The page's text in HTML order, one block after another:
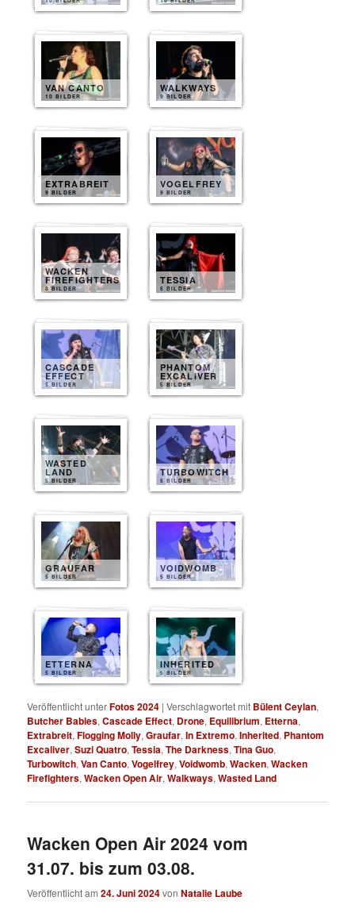
VAN CANTO
10 BILDER
WALKWAYS
9 BILDER
EXTRABREIT
9 BILDER
VOGELFREY
9 BILDER
WACKEN
FIREFIGHTERS
8 BILDER
TESSIA
5 BILDER
CASCADE
EFFECT
5 BILDER
PHANTOM
EXCALIVER
5 BILDER
WASTED
LAND
5 BILDER
TURBOWITCH
5 BILDER
GRAUFAR
5 BILDER
VOIDWOMB
5 BILDER
ETTERNA
5 BILDER
INHERITED
5 BILDER
Veröffentlicht unterFotos 2024 |Verschlagwortet mit Bülent Ceylan,
Butcher Babies,Cascade Effect, Drone, Equilibrium, Etterna,
Extrabreit,Flogging Molly,Graufar,In Extremo,Inherited, Phantom
Excaliver,Suzi Quatro,Tessia,The Darkness,Tina Guo,
Turbowitch,Van Canto,Vogelfrey,Voidwomb,Wacken,Wacken
Firefighters,Wacken Open Air,Walkways,Wasted Land
Wacken Open Air 2024 vom
31.07. bis zum 03.08.
Veröffentlicht am24. Juni 2024vonNatalie Laube